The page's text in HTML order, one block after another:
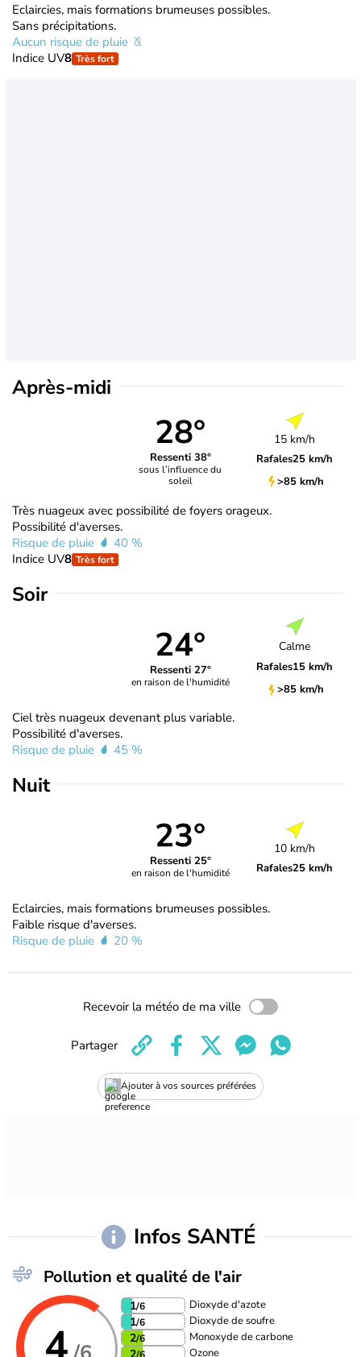
Eclaircies, mais formations brumeuses possibles.
Sans précipitations.
Aucun risque de pluie
Indice UV8 Très fort
Après-midi
28°
Ressenti 38°
sous l’influence du
soleil
15 km/h
Rafales25 km/h
>85 km/h
Très nuageux avec possibilité de foyers orageux.
Possibilité d'averses.
Risque de pluie
40 %
Indice UV8 Très fort
Soir
24°
Ressenti 27°
en raison de l'humidité
Calme
Rafales15 km/h
>85 km/h
Ciel très nuageux devenant plus variable.
Possibilité d'averses.
Risque de pluie
45 %
Nuit
23°
Ressenti 25°
en raison de l'humidité
10 km/h
Rafales25 km/h
Eclaircies, mais formations brumeuses possibles.
Faible risque d'averses.
Risque de pluie
20 %
Recevoir la météo de ma ville
Ajouter à vos sources préférées
Partager
Infos SANTÉ
Pollution et qualité de l'air
1/6 Dioxyde d'azote
1/6 Dioxyde de soufre
2/6 Monoxyde de carbone
Ozone